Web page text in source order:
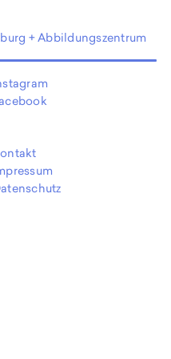
+ Abbildungszentrum